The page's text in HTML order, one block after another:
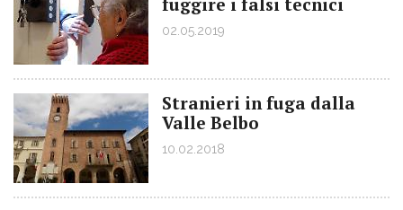
02.05.2019
Stranieri in fuga dalla
Valle Belbo
10.02.2018